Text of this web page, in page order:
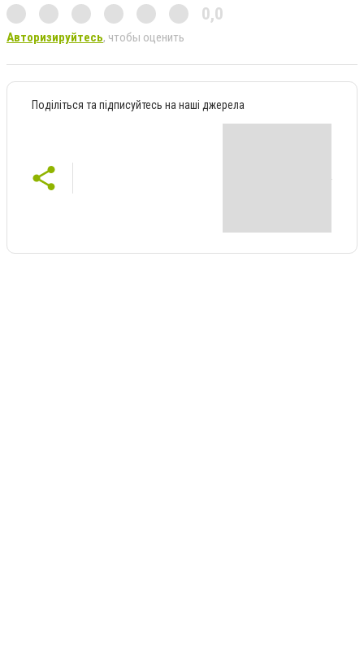
0,0
Авторизируйтесь, чтобы оценить
Поділіться та підписуйтесь на наші джерела